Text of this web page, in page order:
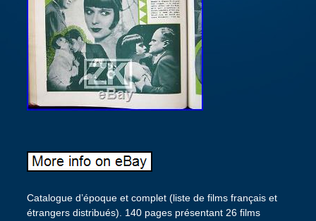
Catalogue d’époque et complet (liste de films français et
étrangers distribués). 140 pages présentant 26 films